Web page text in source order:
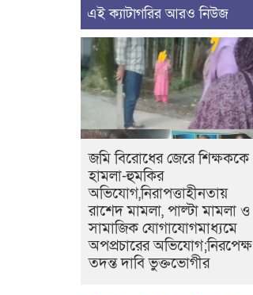
এই ক্যাটাগরির আরও নিউজ
জমি বিরোধের জেরে শিক্ষককে
হামলা-হুমকির
অভিযোগ,নিরাপত্তাহীনতায়
রাশেদ মামলা, পাল্টা মামলা ও
সামাজিক যোগাযোগমাধ্যমে
অপপ্রচারের অভিযোগ;নিরপেক্ষ
তদন্ত দাবি ভুক্তভোগীর